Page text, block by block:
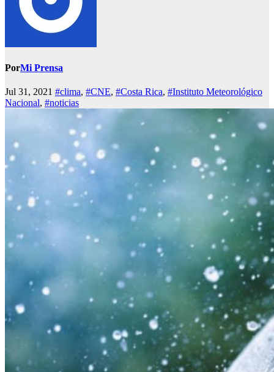
PorMi Prensa
Jul 31, 2021 #clima, #CNE, #Costa Rica, #Instituto Meteorológico
Nacional, #noticias